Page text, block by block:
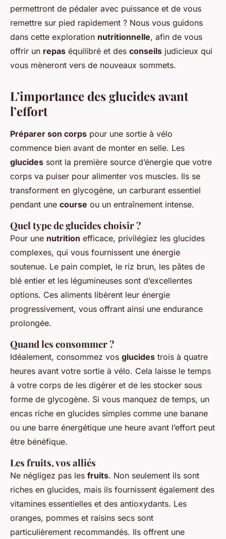
permettront de pédaler avec puissance et de vous
remettre sur pied rapidement ? Nous vous guidons
dans cette exploration nutritionnelle, afin de vous
offrir un repas équilibré et des conseils judicieux qui
vous mèneront vers de nouveaux sommets.
L’importance des glucides avant
l’effort
Préparer son corps pour une sortie à vélo
commence bien avant de monter en selle. Les
glucides sont la première source d’énergie que votre
corps va puiser pour alimenter vos muscles. Ils se
transforment en glycogène, un carburant essentiel
pendant une course ou un entraînement intense.
Quel type de glucides choisir ?
Pour une nutrition efficace, privilégiez les glucides
complexes, qui vous fournissent une énergie
soutenue. Le pain complet, le riz brun, les pâtes de
blé entier et les légumineuses sont d’excellentes
options. Ces aliments libèrent leur énergie
progressivement, vous offrant ainsi une endurance
prolongée.
Quand les consommer ?
Idéalement, consommez vos glucides trois à quatre
heures avant votre sortie à vélo. Cela laisse le temps
à votre corps de les digérer et de les stocker sous
forme de glycogène. Si vous manquez de temps, un
encas riche en glucides simples comme une banane
ou une barre énergétique une heure avant l’effort peut
être bénéfique.
Les fruits, vos alliés
Ne négligez pas les fruits. Non seulement ils sont
riches en glucides, mais ils fournissent également des
vitamines essentielles et des antioxydants. Les
oranges, pommes et raisins secs sont
particulièrement recommandés. Ils offrent une